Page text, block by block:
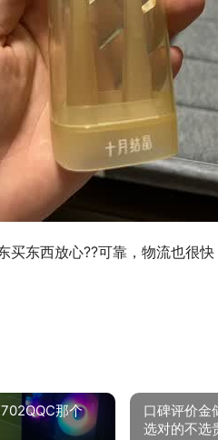
东西放心??可靠，物流也很快
那个
口碑评价金
选对的不选